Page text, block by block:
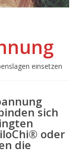
einsetzen
sich
oder
die